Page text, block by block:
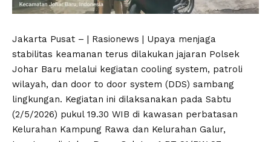
Jakarta Pusat – | Rasionews | Upaya menjaga
stabilitas keamanan terus dilakukan jajaran Polsek
Johar Baru melalui kegiatan cooling system, patroli
wilayah, dan door to door system (DDS) sambang
lingkungan. Kegiatan ini dilaksanakan pada Sabtu
(2/5/2026) pukul 19.30 WIB di kawasan perbatasan
Kelurahan Kampung Rawa dan Kelurahan Galur,